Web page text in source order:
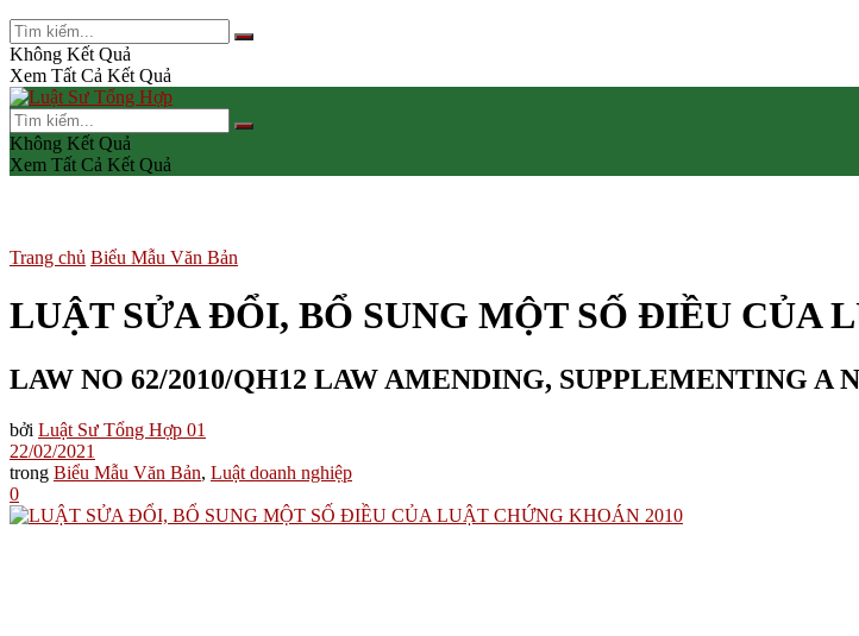
Không Kết Quả
Xem Tất Cả Kết Quả
Không Kết Quả
Xem Tất Cả Kết Quả
Trang chủ Biểu Mẫu Văn Bản
LUẬT SỬA ĐỔI, BỔ SUNG MỘT SỐ ĐIỀU CỦA
LAW NO 62/2010/QH12 LAW AMENDING, SUPPLEMENTING A
bởi Luật Sư Tổng Hợp 01
22/02/2021
trong Biểu Mẫu Văn Bản, Luật doanh nghiệp
0